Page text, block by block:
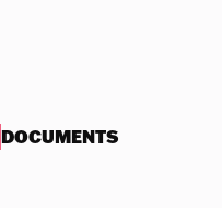
DOCUMENTS